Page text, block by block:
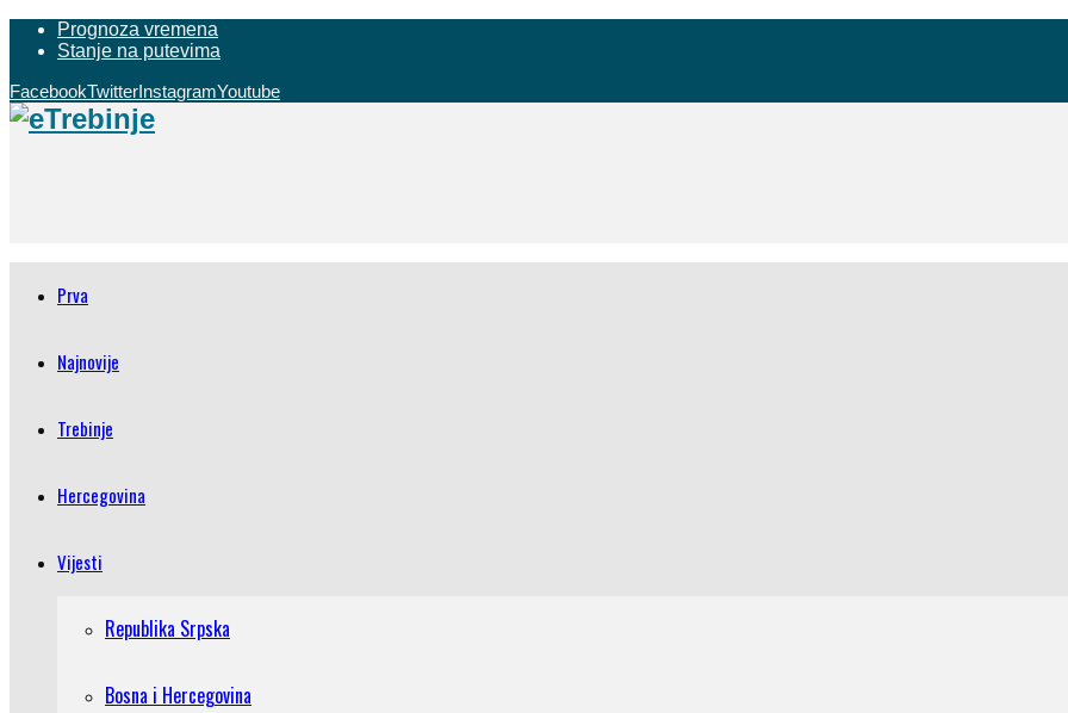
Prognoza vremena
Stanje na putevima
FacebookTwitterInstagramYoutube
Prva
Najnovije
Trebinje
Hercegovina
Vijesti
Republika Srpska
Bosna i Hercegovina